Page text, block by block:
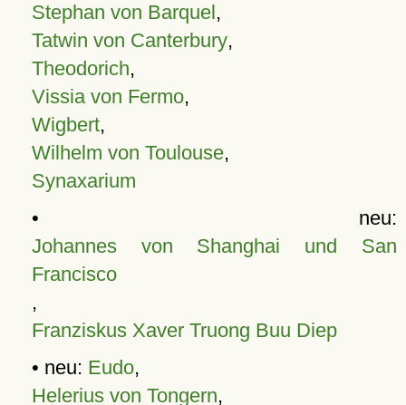
Stephan von Barquel,
Tatwin von Canterbury,
Theodorich,
Vissia von Fermo,
Wigbert,
Wilhelm von Toulouse,
Synaxarium
• neu:
Johannes von Shanghai und San
Francisco
,
Franziskus Xaver Truong Buu Diep
• neu: Eudo,
Helerius von Tongern,